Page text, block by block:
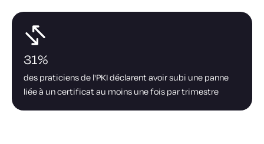
31%
des praticiens de l'PKI déclarent avoir subi une panne
liée à un certificat au moins une fois par trimestre